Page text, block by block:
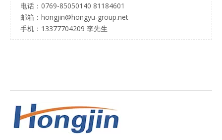
电话：0769-85050140 81184601
邮箱：hongjin@hongyu-group.net
手机：13377704209 李先生